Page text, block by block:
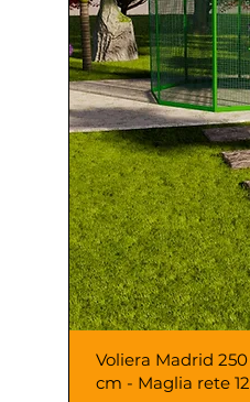
Voliera Madrid
cm - Maglia rete